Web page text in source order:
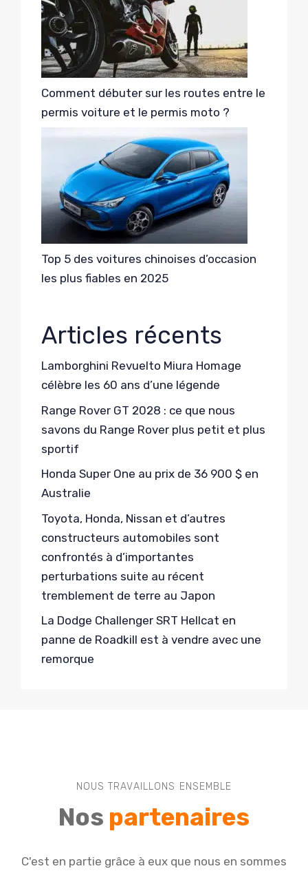
Comment débuter sur les routes entre le
permis voiture et le permis moto ?
Top 5 des voitures chinoises d’occasion
les plus fiables en 2025
Articles récents
Lamborghini Revuelto Miura Homage
célèbre les 60 ans d’une légende
Range Rover GT 2028 : ce que nous
savons du Range Rover plus petit et plus
sportif
Honda Super One au prix de 36 900 $ en
Australie
Toyota, Honda, Nissan et d’autres
constructeurs automobiles sont
confrontés à d’importantes
perturbations suite au récent
tremblement de terre au Japon
La Dodge Challenger SRT Hellcat en
panne de Roadkill est à vendre avec une
remorque
NOUS TRAVAILLONS ENSEMBLE
Nos partenaires
C'est en partie grâce à eux que nous en sommes